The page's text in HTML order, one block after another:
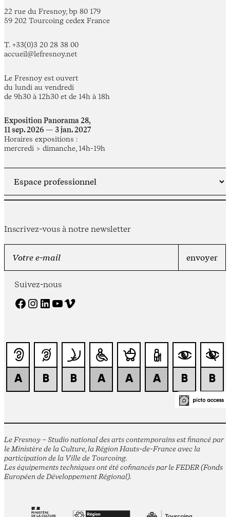
22 rue du Fresnoy, bp 80 179
59 202 Tourcoing cedex France
T. +33(0)3 20 28 38 00
accueil@lefresnoy.net
Le Fresnoy est ouvert
du lundi au vendredi
de 9h30 à 12h30 et de 14h à 18h
Exposition Panorama 28,
11 sep. 2026 — 3 jan. 2027
Horaires expositions :
mercredi > dimanche, 14h-19h
Inscrivez-vous à notre newsletter
Suivez-nous
Facebook Instagram LinkedIn YouTube Vimeo
Le Fresnoy – Studio national des arts contemporains est financé par
le Ministère de la Culture, la Région Hauts-de-France avec la
participation de la Ville de Tourcoing.
Les équipements techniques ont été cofinancés par le FEDER (Fonds
Européen de Développement Régional).